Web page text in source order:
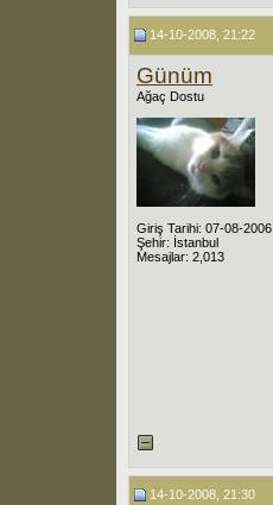
14-10-2008, 21:22
Günüm
Ağaç Dostu
Giriş Tarihi: 07-08-2006
Şehir: İstanbul
Mesajlar: 2,013
14-10-2008, 21:30